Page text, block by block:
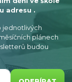
adresu .
jednotlivých
plánech
budou